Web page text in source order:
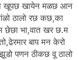
खूपछ खायेन मळछ आन
ठालो रछ कछ,का
छेछा भा,वात खर छ.म
बाप मन केरो
पणन ठीकछ वू ठालो